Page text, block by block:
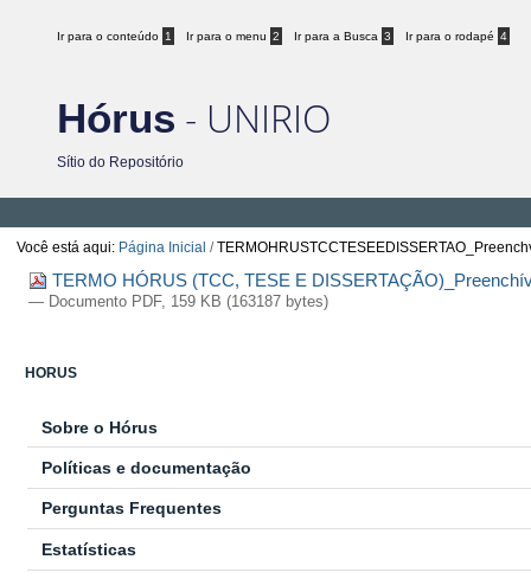
Ir para o conteúdo 1 Ir para o menu 2 Ir para a Busca 3 Ir para o rodapé 4
Hórus - UNIRIO
Sítio do Repositório
Você está aqui: Página Inicial /
TERMO HÓRUS (TCC, TESE E
— Documento PDF, 159 KB (163187 bytes)
HORUS
Sobre o Hórus
Políticas e documentação
Perguntas Frequentes
Estatísticas